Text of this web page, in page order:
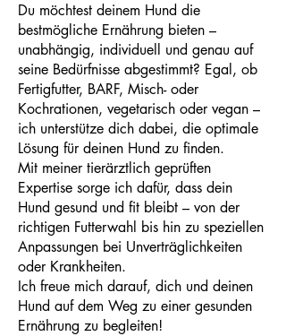
Du möchtest deinem Hund die
bestmögliche Ernährung bieten –
unabhängig, individuell und genau auf
seine Bedürfnisse abgestimmt? Egal, ob
Fertigfutter, BARF, Misch- oder
Kochrationen, vegetarisch oder vegan –
ich unterstütze dich dabei, die optimale
Lösung für deinen Hund zu finden.
Mit meiner tierärztlich geprüften
Expertise sorge ich dafür, dass dein
Hund gesund und fit bleibt – von der
richtigen Futterwahl bis hin zu speziellen
Anpassungen bei Unverträglichkeiten
oder Krankheiten.
Ich freue mich darauf, dich und deinen
Hund auf dem Weg zu einer gesunden
Ernährung zu begleiten!